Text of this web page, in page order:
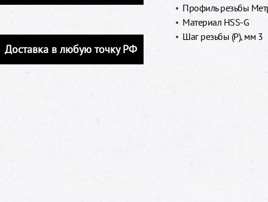
Доставка в любую точку РФ
Профиль резьбы
Материал HSS-G
Шаг резьбы (P), мм 3